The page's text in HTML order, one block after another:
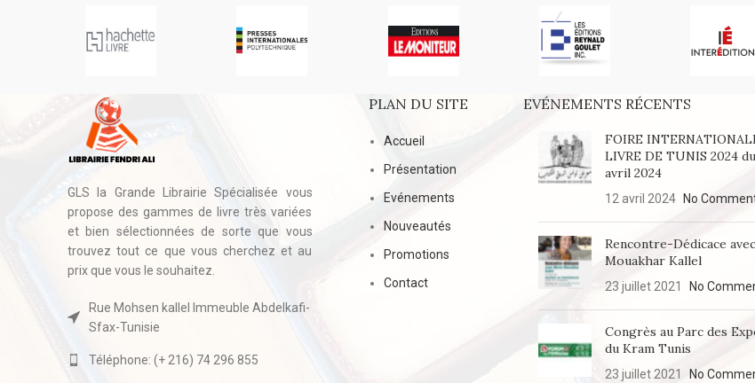
GLS la Grande Librairie Spécialisée vous
propose des gammes de livre très variées
et bien sélectionnées de sorte que vous
trouvez tout ce que vous cherchez et au
prix que vous le souhaitez.
Rue Mohsen kallel Immeuble Abdelkafi-
Sfax-Tunisie
Téléphone: (+ 216) 74 296 855
PLAN DU SITE
Accueil
Présentation
Evénements
Nouveautés
Promotions
Contact
EVÉNEMENTS RÉCENTS
FOIRE
LIVRE DE TUNIS 2024
avril 2024
12 avril 2024 No
Rencontre-Dédicace
Mouakhar Kallel
23 juillet 2021 No
Congrès au Parc des
du Kram Tunis
23 juillet 2021 No